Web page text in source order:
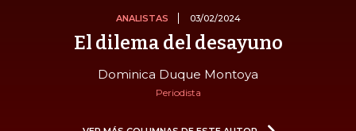
ANALISTAS 03/02/2024
El dilema del desayuno
Dominica Duque Montoya
Periodista